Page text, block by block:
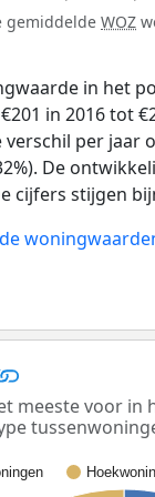
gemiddelde WOZ
in het
in 2016 tot
verschil per jaar
De
cijfers stijgen
meeste voor in